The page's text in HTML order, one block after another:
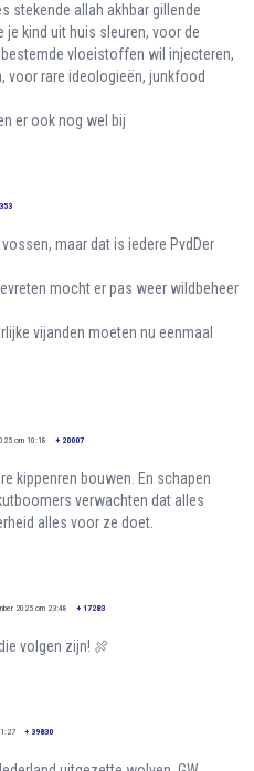
stekende allah akhbar gillende
kind uit huis sleuren, voor de
vloeistoffen wil injecteren,
voor rare ideologieën, junkfood
er ook nog wel bij
353
maar dat is iedere PvdDer
mocht er pas weer wildbeheer
vijanden moeten nu eenmaal
om 10:18 + 20007
kippenren bouwen. En schapen
verwachten dat alles
alles voor ze doet.
2025 om 23:48 + 17283
volgen zijn! 🍖
+ 39830